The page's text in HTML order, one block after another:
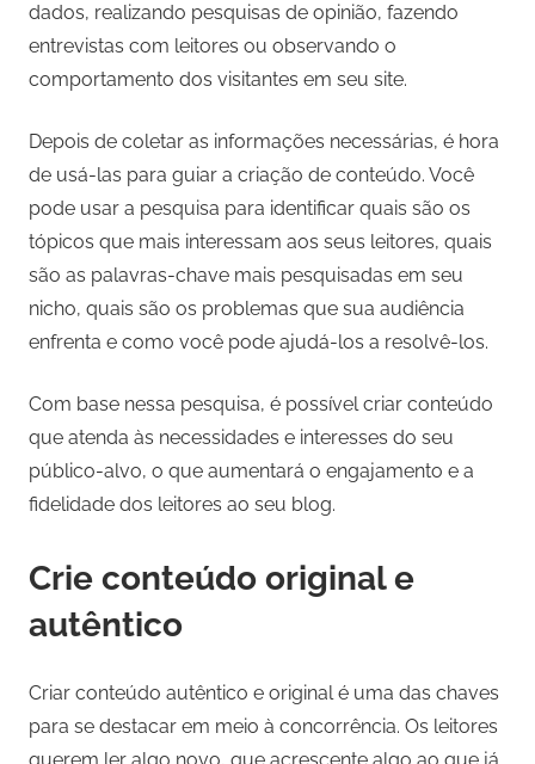
dados, realizando pesquisas de opinião, fazendo
entrevistas com leitores ou observando o
comportamento dos visitantes em seu site.
Depois de coletar as informações necessárias, é hora
de usá-las para guiar a criação de conteúdo. Você
pode usar a pesquisa para identificar quais são os
tópicos que mais interessam aos seus leitores, quais
são as palavras-chave mais pesquisadas em seu
nicho, quais são os problemas que sua audiência
enfrenta e como você pode ajudá-los a resolvê-los.
Com base nessa pesquisa, é possível criar conteúdo
que atenda às necessidades e interesses do seu
público-alvo, o que aumentará o engajamento e a
fidelidade dos leitores ao seu blog.
Crie conteúdo original e
autêntico
Criar conteúdo autêntico e original é uma das chaves
para se destacar em meio à concorrência. Os leitores